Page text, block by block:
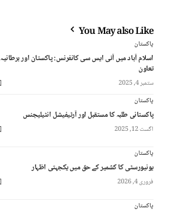
You May also Like
پاکستان
اسلام آباد میں آئی ایس سی کانفرنس: پاکستان اور برطانیہ
تعاون
ستمبر 4, 2025
پاکستان
پاکستانی طلبہ کا مستقبل اور آرٹیفیشل انٹیلیجنس
اگست 12, 2025
پاکستان
یونیورسٹی کا کشمیر کے حق میں یکجہتی اظہار
فروری 4, 2026
پاکستان